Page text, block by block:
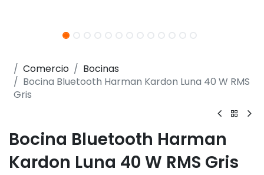
Comercio
Bocinas
Bocina Bluetooth Harman Kardon Luna 40 W RMS
Gris
Bocina Bluetooth Harman
Kardon Luna 40 W RMS Gris